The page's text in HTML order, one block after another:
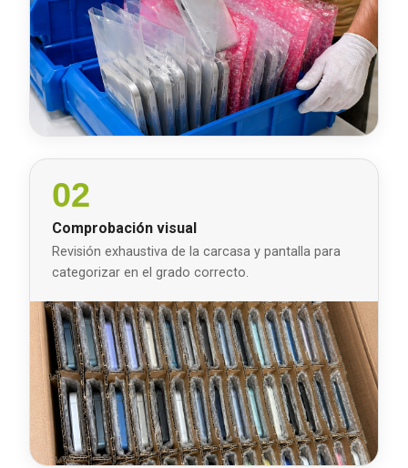
02
Comprobación visual
Revisión exhaustiva de la carcasa y pantalla para
categorizar en el grado correcto.